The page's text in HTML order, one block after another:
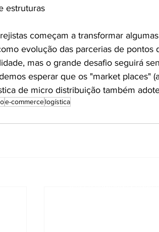
estruturas
começam a transformar
evolução das parcerias de pontos
mas o grande desafio seguirá
esperar que os "market places"
de micro distribuição também
e-commercelogística